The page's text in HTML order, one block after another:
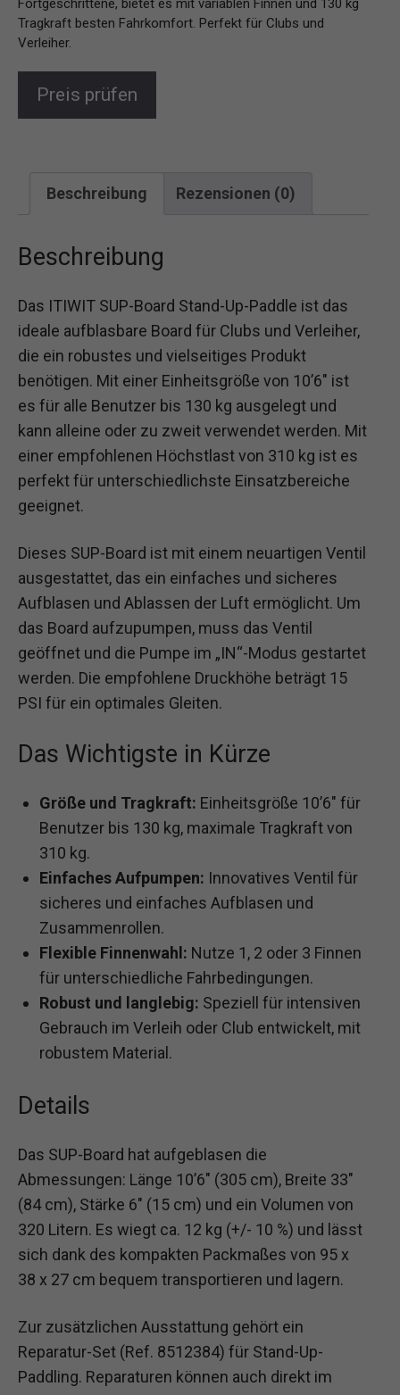
Tragkraft besten Fahrkomfort. Perfekt für Clubs und
Verleiher.
Preis prüfen
Beschreibung Rezensionen (0)
Beschreibung
Das ITIWIT SUP-Board Stand-Up-Paddle ist das
ideale aufblasbare Board für Clubs und Verleiher,
die ein robustes und vielseitiges Produkt
benötigen. Mit einer Einheitsgröße von 10’6″ ist
es für alle Benutzer bis 130 kg ausgelegt und
kann alleine oder zu zweit verwendet werden. Mit
einer empfohlenen Höchstlast von 310 kg ist es
perfekt für unterschiedlichste Einsatzbereiche
geeignet.
Dieses SUP-Board ist mit einem neuartigen Ventil
ausgestattet, das ein einfaches und sicheres
Aufblasen und Ablassen der Luft ermöglicht. Um
das Board aufzupumpen, muss das Ventil
geöffnet und die Pumpe im „IN“-Modus gestartet
werden. Die empfohlene Druckhöhe beträgt 15
PSI für ein optimales Gleiten.
Das Wichtigste in Kürze
Größe und Tragkraft: Einheitsgröße 10’6″ für
Benutzer bis 130 kg, maximale Tragkraft von
310 kg.
Einfaches Aufpumpen: Innovatives Ventil für
sicheres und einfaches Aufblasen und
Zusammenrollen.
Flexible Finnenwahl: Nutze 1, 2 oder 3 Finnen
für unterschiedliche Fahrbedingungen.
Robust und langlebig: Speziell für intensiven
Gebrauch im Verleih oder Club entwickelt, mit
robustem Material.
Details
Das SUP-Board hat aufgeblasen die
Abmessungen: Länge 10’6″ (305 cm), Breite 33″
(84 cm), Stärke 6″ (15 cm) und ein Volumen von
320 Litern. Es wiegt ca. 12 kg (+/- 10 %) und lässt
sich dank des kompakten Packmaßes von 95 x
38 x 27 cm bequem transportieren und lagern.
Zur zusätzlichen Ausstattung gehört ein
Reparatur-Set (Ref. 8512384) für Stand-Up-
Paddling. Reparaturen können auch direkt im